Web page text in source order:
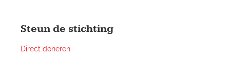
Steun de stichting
Direct doneren